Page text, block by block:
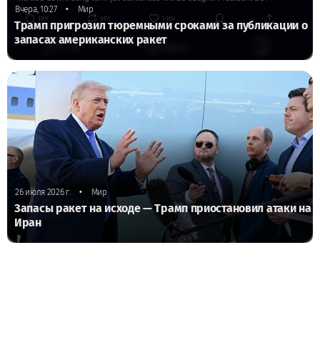
Вчера, 10:27 • Мир
Трамп пригрозил тюремными сроками за публикации о
запасах американских ракет
26 июля 2026 г. • Мир
Запасы ракет на исходе — Трамп приостановил атаки на
Иран